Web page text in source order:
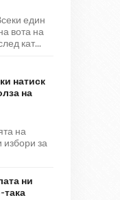
един
вота на
кат...
натиск
на
на
за
ни
така